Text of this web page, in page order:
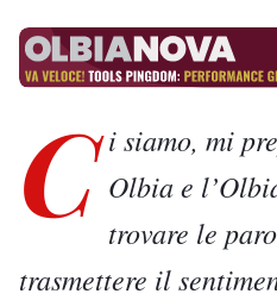
C i siamo, mi
Olbia e
trovare le
trasmettere il